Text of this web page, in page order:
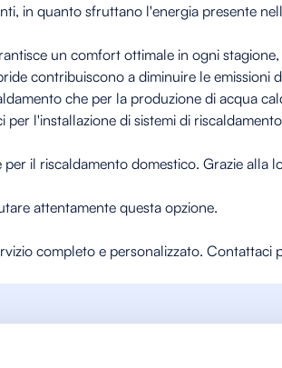
in quanto sfruttano l'energia presente
un comfort ottimale in ogni
contribuiscono a diminuire le emissioni
che per la produzione di acqua
l'installazione di sistemi di
il riscaldamento domestico. Grazie alla
attentamente questa opzione.
completo e personalizzato. Contattaci